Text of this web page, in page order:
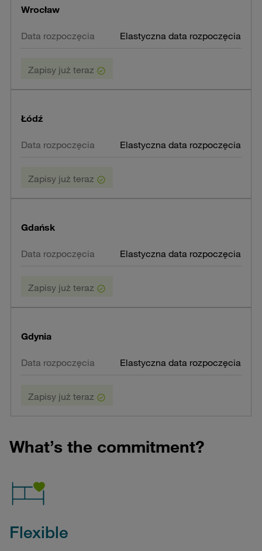
Wrocław
Elastyczna data rozpoczęcia
Zapisy już teraz
Łódź
Elastyczna data rozpoczęcia
Zapisy już teraz
Gdańsk
Elastyczna data rozpoczęcia
Zapisy już teraz
Gdynia
Elastyczna data rozpoczęcia
Zapisy już teraz
What’s the commitment?
Flexible